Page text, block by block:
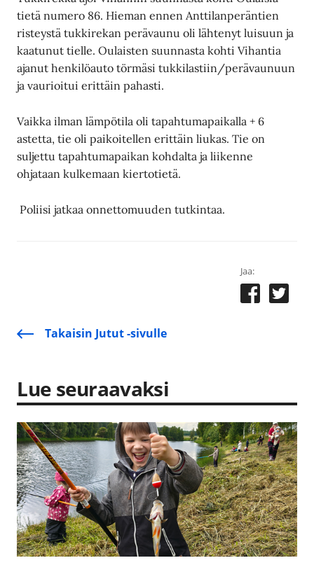
tietä numero 86. Hieman ennen Anttilanperäntien
risteystä tukkirekan perävaunu oli lähtenyt luisuun ja
kaatunut tielle. Oulaisten suunnasta kohti Vihantia
ajanut henkilöauto törmäsi tukkilastiin/perävaunuun
ja vaurioitui erittäin pahasti.
Vaikka ilman lämpötila oli tapahtumapaikalla + 6
astetta, tie oli paikoitellen erittäin liukas. Tie on
suljettu tapahtumapaikan kohdalta ja liikenne
ohjataan kulkemaan kiertotietä.
Poliisi jatkaa onnettomuuden tutkintaa.
Jaa:
Takaisin Jutut -sivulle
Lue seuraavaksi